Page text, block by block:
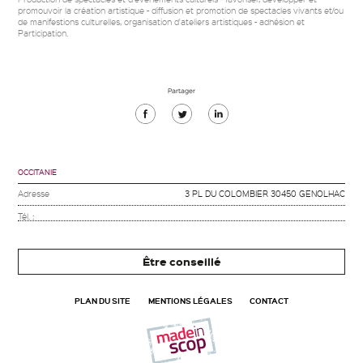
promouvoir la création artistique - diffusion et promotion de spectacles vivants et/ou
de manifestions culturelles, organisation d'ateliers artistiques - adhésion et
Participation.
Partager
Partager
Partager
OCCITANIE
Adresse 3 PL DU COLOMBIER 30450 GENOLHAC
Tél. :
Être conseillé
PLAN DU SITE MENTIONS LÉGALES CONTACT